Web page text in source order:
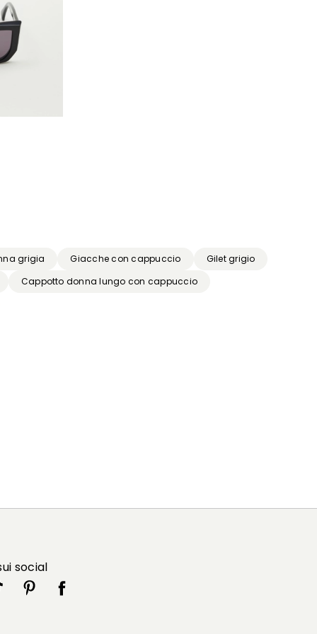
grigia Giacche con cappuccio
Gilet grigio
Cappotto donna lungo con cappuccio
social